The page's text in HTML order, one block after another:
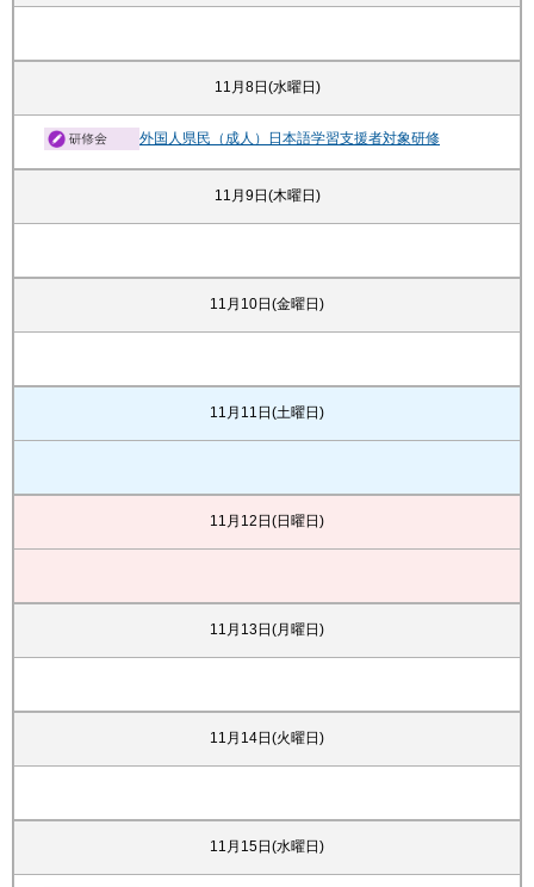
11月8日(水曜日)
外国人県民（成人）日本語学習支援者対象研修
11月9日(木曜日)
11月10日(金曜日)
11月11日(土曜日)
11月12日(日曜日)
11月13日(月曜日)
11月14日(火曜日)
11月15日(水曜日)